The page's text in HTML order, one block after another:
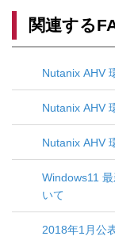
関連する
Nutanix AHV
Nutanix AHV
Nutanix AHV
Windows11
いて
2018年1月公